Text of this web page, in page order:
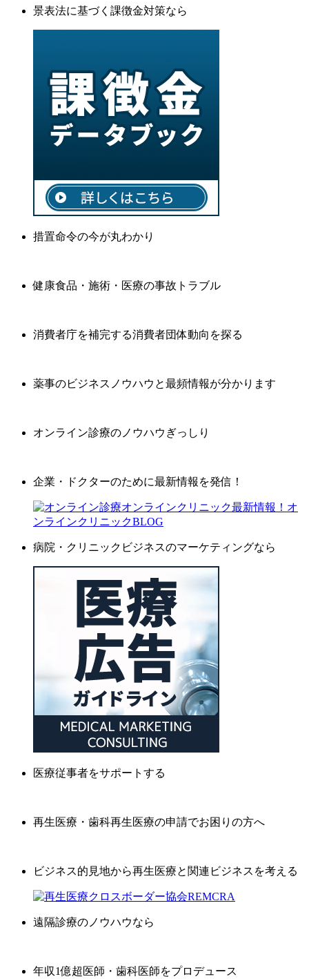
景表法に基づく課徴金対策なら
措置命令の今が丸わかり
健康食品・施術・医療の事故トラブル
消費者庁を補完する消費者団体動向を探る
薬事のビジネスノウハウと最頻情報が分かります
オンライン診療のノウハウぎっしり
企業・ドクターのために最新情報を発信！
病院・クリニックビジネスのマーケティングなら
医療従事者をサポートする
再生医療・歯科再生医療の申請でお困りの方へ
ビジネス的見地から再生医療と関連ビジネスを考える
遠隔診療のノウハウなら
年収1億超医師・歯科医師をプロデュース